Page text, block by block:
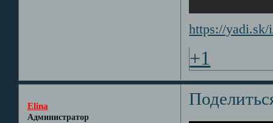
https://
+1
Elina
Администратор